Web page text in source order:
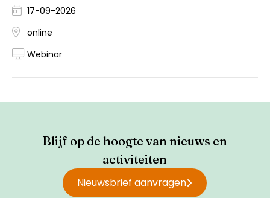
17-09-2026
online
Webinar
Blijf op de hoogte van nieuws en
activiteiten
Nieuwsbrief aanvragen